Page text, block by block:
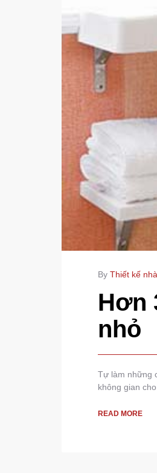
By Thiết kế
Hơn
nhỏ
Tự làm những
không gian
READ MORE